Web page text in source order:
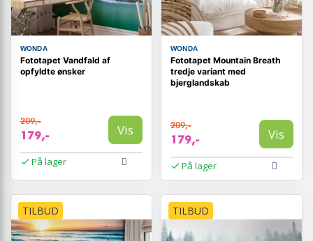
WONDA
Fototapet Vandfald af
opfyldte ønsker
209,-
179,- Vis
På lager
WONDA
Fototapet Mountain Breath
tredje variant med
bjerglandskab
209,-
179,- Vis
På lager
TILBUD TILBUD